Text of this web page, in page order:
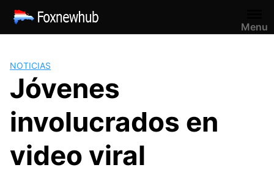
Saltar
contenido
Menu
NOTICIAS
Jóvenes
involucrados en
video viral